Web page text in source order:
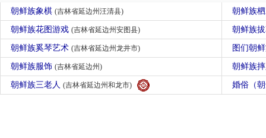
朝鲜族象棋 (吉林省延边州汪清县) 朝鲜族
朝鲜族花图游戏 (吉林省延边州安图县) 朝鲜族
朝鲜族奚琴艺术 (吉林省延边州龙井市) 图们朝
朝鲜族服饰 (吉林省延边州) 朝鲜族
朝鲜族三老人 (吉林省延边州和龙市) 婚俗（